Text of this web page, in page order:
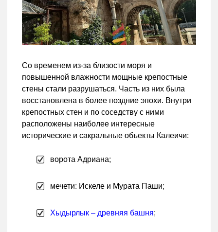
Со временем из-за близости моря и
повышенной влажности мощные крепостные
стены стали разрушаться. Часть из них была
восстановлена в более поздние эпохи. Внутри
крепостных стен и по соседству с ними
расположены наиболее интересные
исторические и сакральные объекты Калеичи:
ворота Адриана;
мечети: Искеле и Мурата Паши;
Хыдырлык – древняя башня;